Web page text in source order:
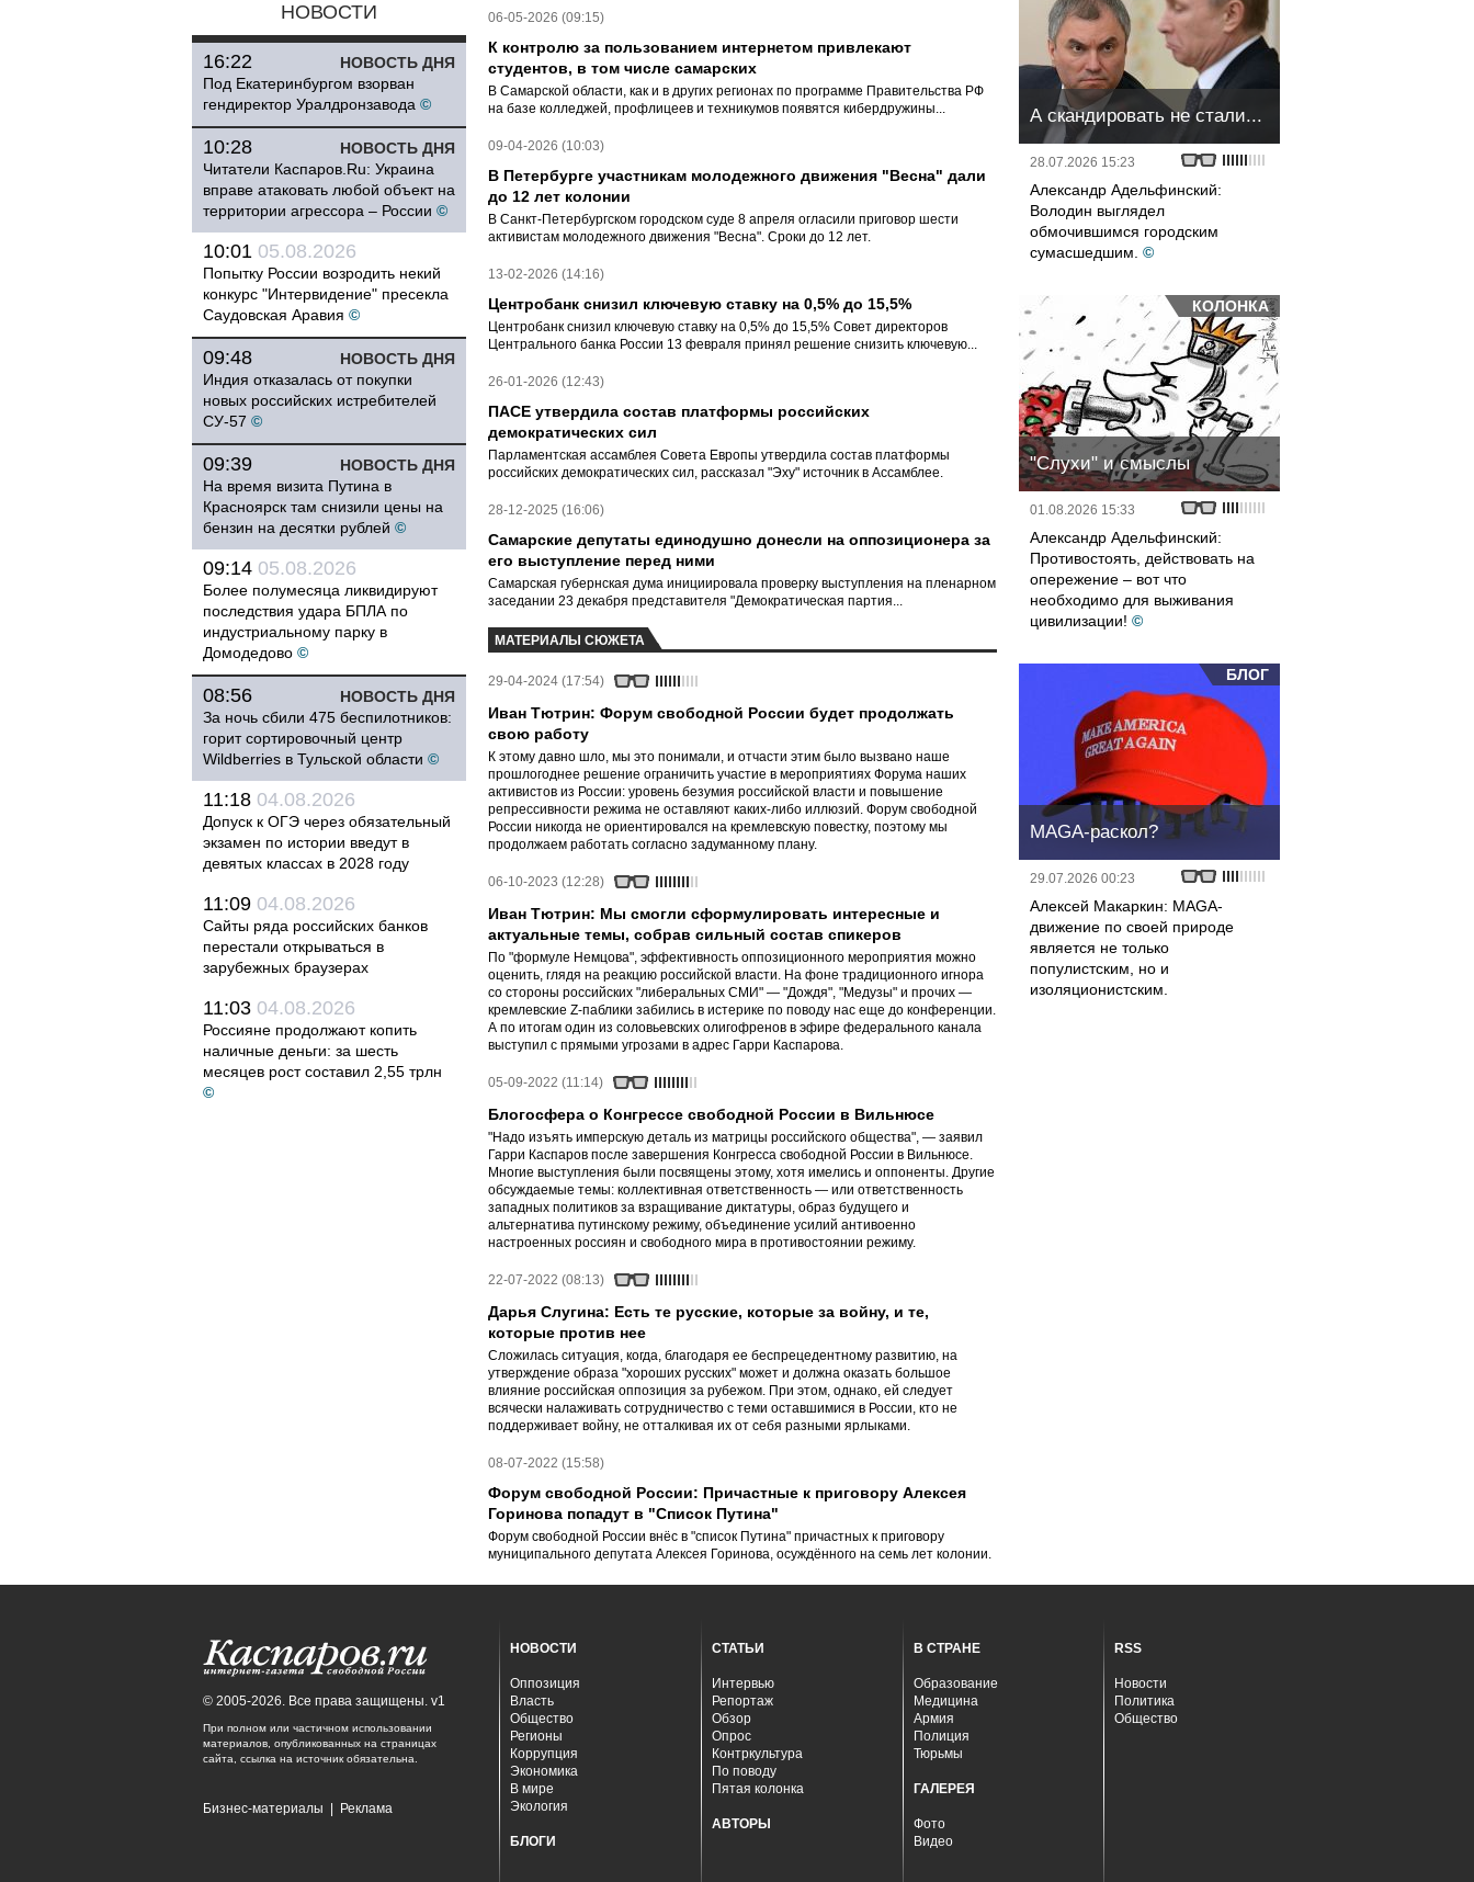
НОВОСТИ
НОВОСТЬ ДНЯ
16:22
Под Екатеринбургом взорван
гендиректор Уралдронзавода ©
НОВОСТЬ ДНЯ
10:28
Читатели Каспаров.Ru: Украина
вправе атаковать любой объект на
территории агрессора – России ©
10:01 05.08.2026
Попытку России возродить некий
конкурс "Интервидение" пресекла
Саудовская Аравия ©
НОВОСТЬ ДНЯ
09:48
Индия отказалась от покупки
новых российских истребителей
СУ-57 ©
НОВОСТЬ ДНЯ
09:39
На время визита Путина в
Красноярск там снизили цены на
бензин на десятки рублей ©
09:14 05.08.2026
Более полумесяца ликвидируют
последствия удара БПЛА по
индустриальному парку в
Домодедово ©
НОВОСТЬ ДНЯ
08:56
За ночь сбили 475 беспилотников:
горит сортировочный центр
Wildberries в Тульской области ©
11:18 04.08.2026
Допуск к ОГЭ через обязательный
экзамен по истории введут в
девятых классах в 2028 году
11:09 04.08.2026
Сайты ряда российских банков
перестали открываться в
зарубежных браузерах
11:03 04.08.2026
Россияне продолжают копить
наличные деньги: за шесть
месяцев рост составил 2,55 трлн
©
06-05-2026 (09:15)
К контролю за пользованием интернетом привлекают
студентов, в том числе самарских
В Самарской области, как и в других регионах по программе Правительства РФ
на базе колледжей, профлицеев и техникумов появятся кибердружины...
09-04-2026 (10:03)
В Петербурге участникам молодежного движения "Весна" дали
до 12 лет колонии
В Санкт-Петербургском городском суде 8 апреля огласили приговор шести
активистам молодежного движения "Весна". Сроки до 12 лет.
13-02-2026 (14:16)
Центробанк снизил ключевую ставку на 0,5% до 15,5%
Центробанк снизил ключевую ставку на 0,5% до 15,5% Совет директоров
Центрального банка России 13 февраля принял решение снизить ключевую...
26-01-2026 (12:43)
ПАСЕ утвердила состав платформы российских
демократических сил
Парламентская ассамблея Совета Европы утвердила состав платформы
российских демократических сил, рассказал "Эху" источник в Ассамблее.
28-12-2025 (16:06)
Самарские депутаты единодушно донесли на оппозиционера за
его выступление перед ними
Самарская губернская дума инициировала проверку выступления на пленарном
заседании 23 декабря представителя "Демократическая партия...
МАТЕРИАЛЫ СЮЖЕТА
29-04-2024 (17:54)
Иван Тютрин: Форум свободной России будет продолжать
свою работу
К этому давно шло, мы это понимали, и отчасти этим было вызвано наше
прошлогоднее решение ограничить участие в мероприятиях Форума наших
активистов из России: уровень безумия российской власти и повышение
репрессивности режима не оставляют каких-либо иллюзий. Форум свободной
России никогда не ориентировался на кремлевскую повестку, поэтому мы
продолжаем работать согласно задуманному плану.
06-10-2023 (12:28)
Иван Тютрин: Мы смогли сформулировать интересные и
актуальные темы, собрав сильный состав спикеров
По "формуле Немцова", эффективность оппозиционного мероприятия можно
оценить, глядя на реакцию российской власти. На фоне традиционного игнора
со стороны российских "либеральных СМИ" — "Дождя", "Медузы" и прочих —
кремлевские Z-паблики забились в истерике по поводу нас еще до конференции.
А по итогам один из соловьевских олигофренов в эфире федерального канала
выступил с прямыми угрозами в адрес Гарри Каспарова.
05-09-2022 (11:14)
Блогосфера о Конгрессе свободной России в Вильнюсе
"Надо изъять имперскую деталь из матрицы российского общества", — заявил
Гарри Каспаров после завершения Конгресса свободной России в Вильнюсе.
Многие выступления были посвящены этому, хотя имелись и оппоненты. Другие
обсуждаемые темы: коллективная ответственность — или ответственность
западных политиков за взращивание диктатуры, образ будущего и
альтернатива путинскому режиму, объединение усилий антивоенно
настроенных россиян и свободного мира в противостоянии режиму.
22-07-2022 (08:13)
Дарья Слугина: Есть те русские, которые за войну, и те,
которые против нее
Сложилась ситуация, когда, благодаря ее беспрецедентному развитию, на
утверждение образа "хороших русских" может и должна оказать большое
влияние российская оппозиция за рубежом. При этом, однако, ей следует
всячески налаживать сотрудничество с теми оставшимися в России, кто не
поддерживает войну, не отталкивая их от себя разными ярлыками.
08-07-2022 (15:58)
Форум свободной России: Причастные к приговору Алексея
Горинова попадут в "Список Путина"
Форум свободной России внёс в "список Путина" причастных к приговору
муниципального депутата Алексея Горинова, осуждённого на семь лет колонии.
А скандировать не стали...
28.07.2026 15:23
Александр Адельфинский:
Володин выглядел
обмочившимся городским
сумасшедшим. ©
КОЛОНКА
"Слухи" и смыслы
01.08.2026 15:33
Александр Адельфинский:
Противостоять, действовать на
опережение – вот что
необходимо для выживания
цивилизации! ©
БЛОГ
MAGA-раскол?
29.07.2026 00:23
Алексей Макаркин: MAGA-
движение по своей природе
является не только
популистским, но и
изоляционистским.
© 2005-2026. Все права защищены. v1
При полном или частичном использовании
материалов, опубликованных на страницах
сайта, ссылка на источник обязательна.
Бизнес-материалы Реклама
НОВОСТИ
Оппозиция
Власть
Общество
Регионы
Коррупция
Экономика
В мире
Экология
БЛОГИ
СТАТЬИ
Интервью
Репортаж
Обзор
Опрос
Контркультура
По поводу
Пятая колонка
АВТОРЫ
В СТРАНЕ
Образование
Медицина
Армия
Полиция
Тюрьмы
ГАЛЕРЕЯ
Фото
Видео
RSS
Новости
Политика
Общество